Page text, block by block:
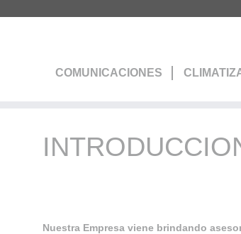
COMUNICACIONES
Nuestra Empresa viene brindando